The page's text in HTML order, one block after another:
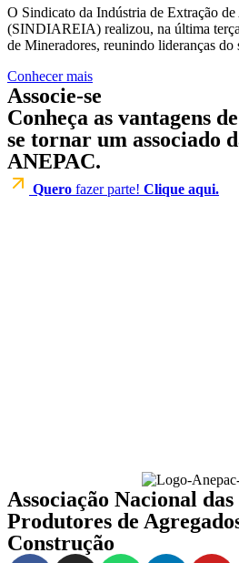
O Sindicato da Indústria de Extração
(SINDIAREIA) realizou, na última
de Mineradores, reunindo lideranças do
Conhecer mais
Associe-se
Conheça as vantagens de
se tornar um associado
ANEPAC.
Quero fazer parte! Clique aqui.
Associação Nacional
Produtores de
Construção